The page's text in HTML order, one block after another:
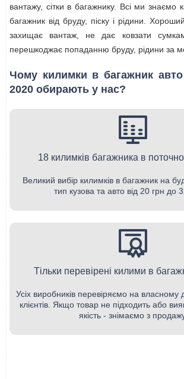
вантажу, сітки в багажнику. Всі ми знаємо
багажник від бруду, піску і рідини.
захищає вантаж, не дає ковзати
перешкоджає попаданню бруду, рідини за
Чому килимки в багажник
2020 обирають у нас?
18 килимків багажника в
Великий вибір килимків в багажник на
тип кузова та авто від 20 грн до
Тільки перевірені килими в
Усіх виробників перевіряємо на власному
клієнтів. Якщо товар не підходить або
якість - знімаємо з